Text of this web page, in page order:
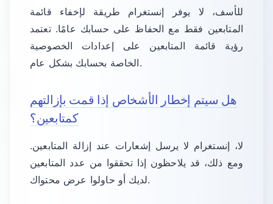
للأسف، لا يوفر إنستغرام طريقة لإخفاء قائمة
المتابعين فقط مع الحفاظ على حسابك عامًا. تعتمد
رؤية قائمة المتابعين على إعدادات الخصوصية
الخاصة بحسابك بشكل عام.
هل سيتم إخطار الأشخاص إذا قمت بإزالتهم
كمتابعين؟
لا، إنستغرام لا يرسل إشعارات عند إزالة المتابعين.
ومع ذلك، قد يلاحظون إذا تحققوا من عدد المتابعين
لديك أو حاولوا عرض محتواك.